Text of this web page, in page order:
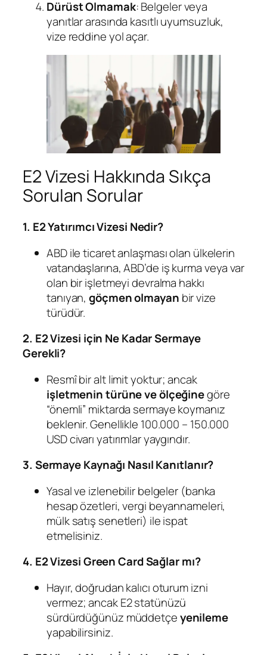
Dürüst Olmamak: Belgeler veya
yanıtlar arasında kasıtlı uyumsuzluk,
vize reddine yol açar.
E2 Vizesi Hakkında Sıkça
Sorulan Sorular
1. E2 Yatırımcı Vizesi Nedir?
ABD ile ticaret anlaşması olan ülkelerin
vatandaşlarına, ABD’de iş kurma veya var
olan bir işletmeyi devralma hakkı
tanıyan,göçmen olmayan bir vize
türüdür.
2. E2 Vizesi için Ne Kadar Sermaye
Gerekli?
Resmî bir alt limit yoktur; ancak
işletmenin türüne ve ölçeğinegöre
“önemli” miktarda sermaye koymanız
beklenir. Genellikle 100.000 – 150.000
USD civarı yatırımlar yaygındır.
3. Sermaye Kaynağı Nasıl Kanıtlanır?
Yasal ve izlenebilir belgeler (banka
hesap özetleri, vergi beyannameleri,
mülk satış senetleri) ile ispat
etmelisiniz.
4. E2 Vizesi Green Card Sağlar mı?
Hayır, doğrudan kalıcı oturum izni
vermez; ancak E2 statünüzü
sürdürdüğünüz müddetçeyenileme
yapabilirsiniz.